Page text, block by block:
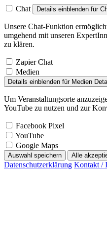
Chat Details einblenden für
Unsere Chat-Funktion
umgehend mit unseren
zu klären.
Zapier Chat
Medien
Details einblenden für Medien
Um Veranstaltungsorte
YouTube zu nutzen und zur
Facebook Pixel
YouTube
Google Maps
Auswahl speichern Alle
Datenschutzerklärung Kontakt /